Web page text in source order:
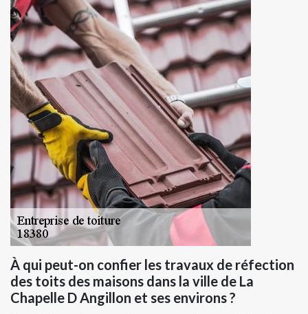
À qui peut-on confier les travaux de réfection
des toits des maisons dans la ville de La
Chapelle D Angillon et ses environs ?